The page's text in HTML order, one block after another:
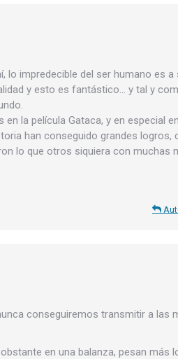
lo impredecible del ser humano es a
y esto es fantástico… y tal y
la película Gataca, y en especial
han conseguido grandes logros,
lo que otros siquiera con muchas
conseguiremos transmitir a las
en una balanza, pesan más